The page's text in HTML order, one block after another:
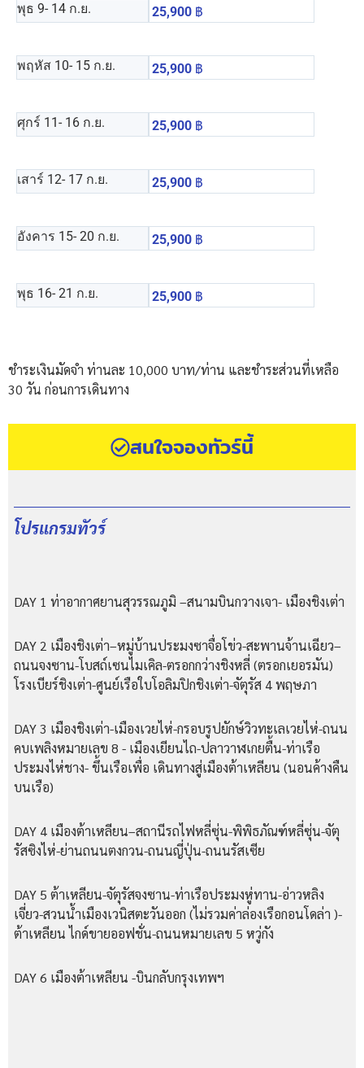
พุธ 9- 14 ก.ย. 25,900 ฿
พฤหัส 10- 15 ก.ย. 25,900 ฿
ศุกร์ 11- 16 ก.ย. 25,900 ฿
เสาร์ 12- 17 ก.ย. 25,900 ฿
อังคาร 15- 20 ก.ย. 25,900 ฿
พุธ 16- 21 ก.ย. 25,900 ฿
ชำระเงินมัดจำ ท่านละ 10,000 บาท/ท่าน และชำระส่วนที่เหลือ
30 วัน ก่อนการเดินทาง
สนใจจองทัวร์นี้
โปรแกรมทัวร์
DAY 1 ท่าอากาศยานสุวรรณภูมิ –สนามบินกวางเจา- เมืองชิงเต่า
DAY 2 เมืองชิงเต่า–หมู่บ้านประมงซาจื่อโข่ว-สะพานจ้านเฉียว–
ถนนจงซาน-โบสถ์เซนไมเคิล-ตรอกกว่างชิงหลี่ (ตรอกเยอรมัน)
โรงเบียร์ชิงเต่า-ศูนย์เรือใบโอลิมปิกชิงเต่า-จัตุรัส 4 พฤษภา
DAY 3 เมืองชิงเต่า-เมืองเวยไห่-กรอบรูปยักษ์วิวทะเลเวยไห่-ถนน
คบเพลิงหมายเลข 8 - เมืองเยียนไถ-ปลาวาฬเกยตื้น-ท่าเรือ
ประมงไห่ชาง- ขึ้นเรือเพื่อ เดินทางสู่เมืองต้าเหลียน (นอนค้างคืน
บนเรือ)
DAY 4 เมืองต้าเหลียน–สถานีรถไฟหลี่ซุ่น-พิพิธภัณฑ์หลี่ซุ่น-จัตุ
รัสซิงไห่-ย่านถนนตงกวน-ถนนญี่ปุ่น-ถนนรัสเซีย
DAY 5 ต้าเหลียน-จัตุรัสจงซาน-ท่าเรือประมงหู่ทาน-อ่าวหลิง
เจี่ยว-สวนน้ำเมืองเวนิสตะวันออก (ไม่รวมค่าล่องเรือกอนโดล่า )-
ต้าเหลียน ไกด์ขายออฟชั่น-ถนนหมายเลข 5 หวู่กัง
DAY 6 เมืองต้าเหลียน -บินกลับกรุงเทพฯ